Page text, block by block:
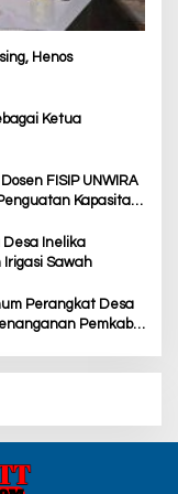
Henos
Ketua
FISIP UNWIRA
Kapasitas
Desa Inelika
Irigasi Sawah
Perangkat Desa
Pemkab